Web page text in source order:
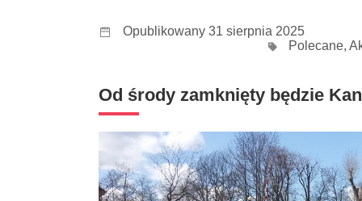
Opublikowany 31 sierpnia 2025
Polecane,
Od środy zamknięty będzie